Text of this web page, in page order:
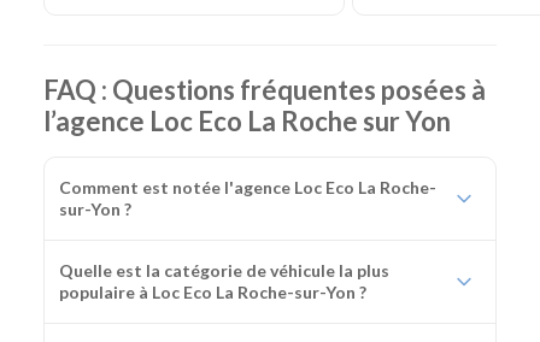
FAQ : Questions fréquentes posées à
l’agence Loc Eco La Roche sur Yon
Comment est notée l'agence Loc Eco La Roche-
sur-Yon ?
Quelle est la catégorie de véhicule la plus
populaire à Loc Eco La Roche-sur-Yon ?